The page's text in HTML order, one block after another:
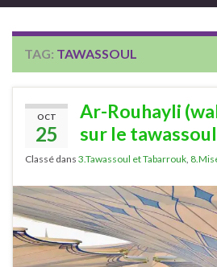
TAG: TAWASSOUL
OCT
25
Ar-Rouhayli
sur le tawassoul
Classé dans 3.Tawassoul et Tabarrouk